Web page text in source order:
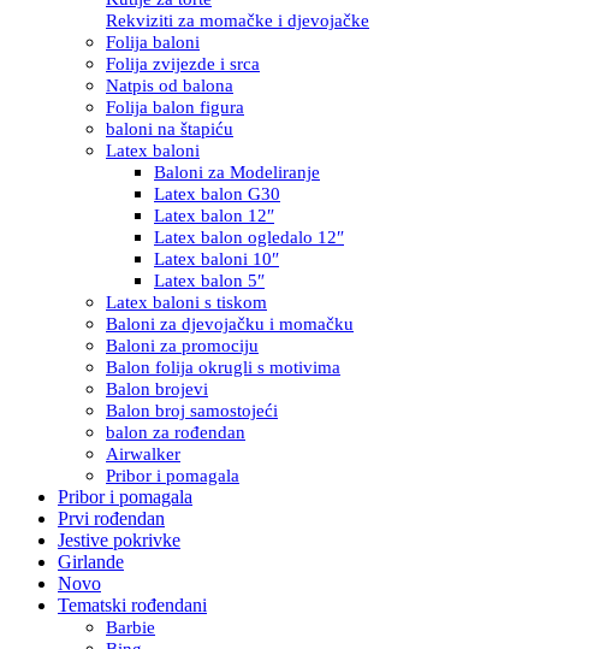
Rekviziti za momačke i djevojačke
Folija baloni
Folija zvijezde i srca
Natpis od balona
Folija balon figura
baloni na štapiću
Latex baloni
Baloni za Modeliranje
Latex balon G30
Latex balon 12″
Latex balon ogledalo 12″
Latex baloni 10″
Latex balon 5″
Latex baloni s tiskom
Baloni za djevojačku i momačku
Baloni za promociju
Balon folija okrugli s motivima
Balon brojevi
Balon broj samostojeći
balon za rođendan
Airwalker
Pribor i pomagala
Pribor i pomagala
Prvi rođendan
Jestive pokrivke
Girlande
Novo
Tematski rođendani
Barbie